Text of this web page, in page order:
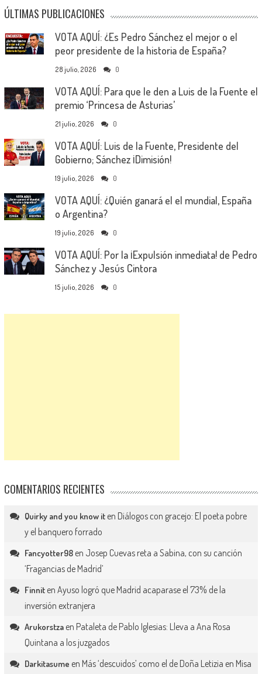
ÚLTIMAS PUBLICACIONES
VOTA AQUÍ: ¿Es Pedro Sánchez el mejor o el
peor presidente de la historia de España?
28 julio, 2026 0
VOTA AQUÍ: Para que le den a Luis de la Fuente el
premio ‘Princesa de Asturias’
21 julio, 2026 0
VOTA AQUÍ: Luis de la Fuente, Presidente del
Gobierno; Sánchez ¡Dimisión!
19 julio, 2026 0
VOTA AQUÍ: ¿Quién ganará el el mundial, España
o Argentina?
19 julio, 2026 0
VOTA AQUÍ: Por la ¡Expulsión inmediata! de Pedro
Sánchez y Jesús Cintora
15 julio, 2026 0
COMENTARIOS RECIENTES
Quirky and you know iten Diálogos con gracejo: El poeta pobre
y el banquero forrado
Fancyotter98en Josep Cuevas reta a Sabina, con su canción
‘Fragancias de Madrid’
Finniten Ayuso logró que Madrid acaparase el 73% de la
inversión extranjera
Arukorstzaen Pataleta de Pablo Iglesias: Lleva a Ana Rosa
Quintana a los juzgados
Darkitasume en Más ‘descuidos’ como el de Doña Letizia en Misa